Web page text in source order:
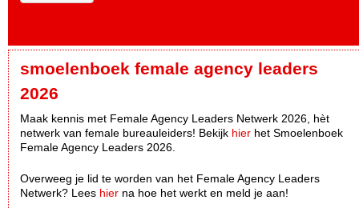
smoelenboek female agency leaders
2026
Maak kennis met Female Agency Leaders Netwerk 2026, hèt
netwerk van female bureauleiders! Bekijk hier het Smoelenboek
Female Agency Leaders 2026.
Overweeg je lid te worden van het Female Agency Leaders
Netwerk? Lees hier na hoe het werkt en meld je aan!